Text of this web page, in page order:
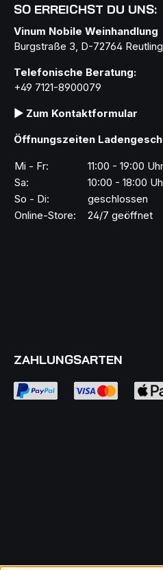
SO ERREICHST DU UNS:
Vinum Nobile Weinhandlung
Burgstraße 3, D-72764
Telefonische Beratung:
+49 7121-8900079
▶ Zum Kontaktformular
Öffnungszeiten
Mi - Fr:
11:00 - 19:00 Uhr
Sa:
10:00 - 18:00
So - Di:
geschlossen
Online-Store:
24/7 geöffnet
ZAHLUNGSARTEN